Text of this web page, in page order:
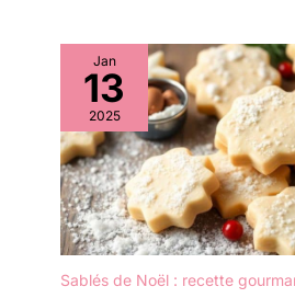
Jan
13
2025
Sablés de Noël : recette